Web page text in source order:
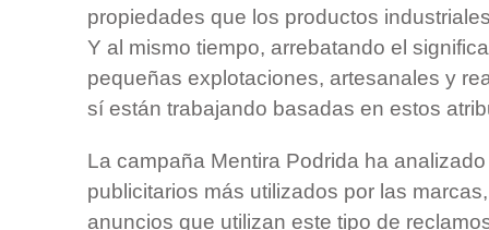
propiedades que los productos
Y al mismo tiempo, arrebatando el
pequeñas explotaciones, artesanales y
sí están trabajando basadas en estos
La campaña Mentira Podrida ha
publicitarios más utilizados por las
anuncios que utilizan este tipo de